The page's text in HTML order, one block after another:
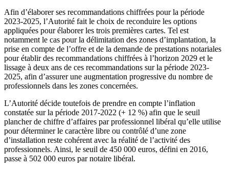
Afin d’élaborer ses recommandations chiffrées pour la période
2023-2025, l’Autorité fait le choix de reconduire les options
appliquées pour élaborer les trois premières cartes. Tel est
notamment le cas pour la délimitation des zones d’implantation, la
prise en compte de l’offre et de la demande de prestations notariales
pour établir des recommandations chiffrées à l’horizon 2029 et le
lissage à deux ans de ces recommandations sur la période 2023-
2025, afin d’assurer une augmentation progressive du nombre de
professionnels dans les zones concernées.
L’Autorité décide toutefois de prendre en compte l’inflation
constatée sur la période 2017-2022 (+ 12 %) afin que le seuil
plancher de chiffre d’affaires par professionnel libéral qu’elle utilise
pour déterminer le caractère libre ou contrôlé d’une zone
d’installation reste cohérent avec la réalité de l’activité des
professionnels. Ainsi, le seuil de 450 000 euros, défini en 2016,
passe à 502 000 euros par notaire libéral.